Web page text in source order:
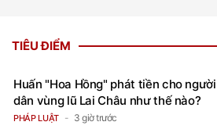
TIÊU ĐIỂM
Huấn "Hoa Hồng" phát tiền cho người
dân vùng lũ Lai Châu như thế nào?
PHÁP LUẬT 3 giờ trước